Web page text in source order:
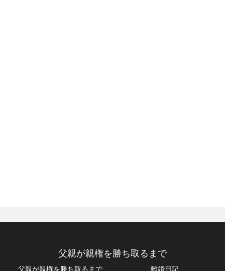
父親が親権を勝ち取るまで
父親が親権を勝ち取るまで 離婚日記